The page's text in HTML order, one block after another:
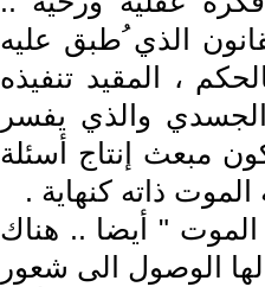
الذي ُطبق عليه
، المقيد تنفيذه
الجسدي والذي يفسر
مبعث إنتاج أسئلة
ذاته كنهاية .
الموت " أيضا .. هناك
الوصول الى شعور